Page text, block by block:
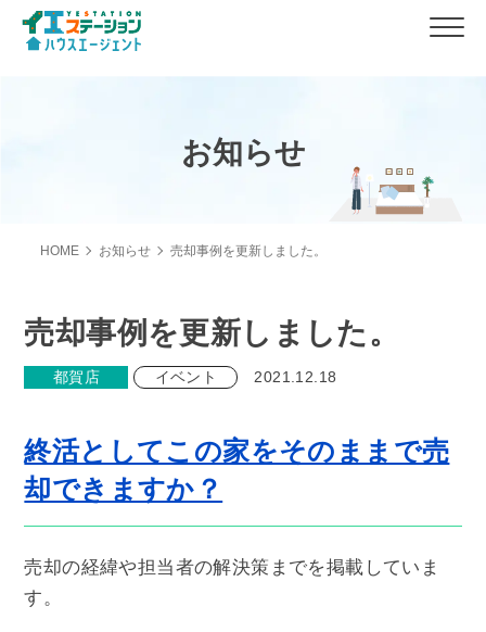
お知らせ
HOME お知らせ 売却事例を更新しました。
売却事例を更新しました。
都賀店 イベント 2021.12.18
終活としてこの家をそのままで売
却できますか？
売却の経緯や担当者の解決策までを掲載していま
す。